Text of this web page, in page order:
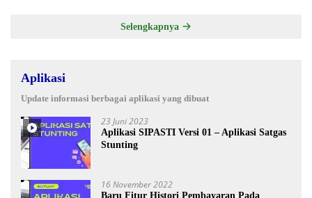
Selengkapnya
Aplikasi
Update informasi berbagai aplikasi yang dibuat
23 Juni 2023
Aplikasi SIPASTI Versi 01 – Aplikasi Satgas
Stunting
16 November 2022
Baru Fitur Histori Pembayaran Pada